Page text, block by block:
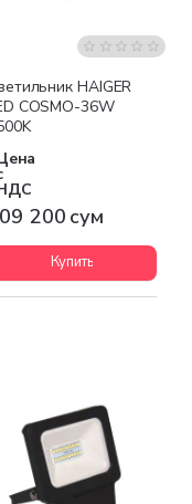
HAIGER
COSMO-36W
200 сум
Купить